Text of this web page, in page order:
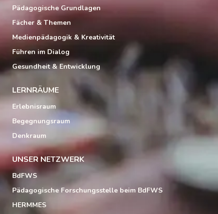
Pädagogische Grundlagen
Fächer & Themen
Medienpädagogik & Kreativität
Führen im Dialog
Gesundheit & Entwicklung
LERNRÄUME
Erlebnisraum
Begegnungsraum
Denkraum
UNSER NETZWERK
BdFWS
Pädagogische Forschungsstelle beim BdFWS
HERMMES